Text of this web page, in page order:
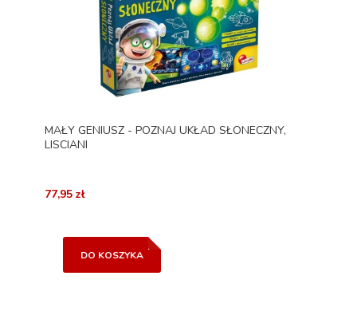
MAŁY GENIUSZ - POZNAJ UKŁAD SŁONECZNY,
LISCIANI
77,95 zł
DO KOSZYKA